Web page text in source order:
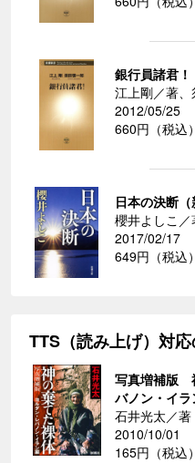
銀行員諸君！
江上剛／著
2012/05/25
660円（税込）
日本の決断（
櫻井よしこ／
2017/02/17
649円（税込）
TTS（読み上げ）対
写真増補版
バノン・イラ
石井光太／著
2010/10/01
165円（税込）